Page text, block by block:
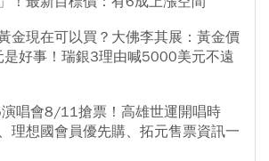
金現在可以買？大佛李其展：黃金價
好事！瑞銀3理由喊5000美元不遠
唱會8/11搶票！高雄世運開唱時
理想國會員優先購、拓元售票資訊一